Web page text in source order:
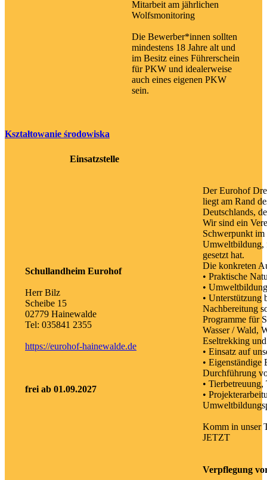
Mitarbeit am jährlichen
Wolfsmonitoring
Die Bewerber*innen sollten
mindestens 18 Jahre alt und
im Besitz eines Führerschein
für PKW und idealerweise
auch eines eigenen PKW
sein.
Kształtowanie środowiska
Einsatzstelle
Schullandheim Eurohof
Herr Bilz
Scheibe 15
02779 Hainewalde
Tel: 035841 2355
https://eurohof-hainewalde.de
frei ab 01.09.2027
Der Eurohof
liegt am Rand
Deutschlands,
Wir sind ein
Schwerpunkt
Umweltbildung,
gesetzt hat.
Die konkreten
• Praktische
• Umweltbildung
• Unterstützung
Nachbereitung
Programme für
Wasser / Wald,
Eseltrekking und
• Einsatz auf
•
Durchführung
•
•
Komm in unser
JETZT
Verpflegung